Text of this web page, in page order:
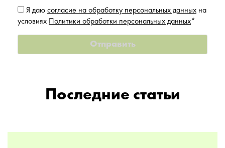
Я даю согласие на обработку персональных данных на
условиях Политики обработки персональных данных*
Последние статьи